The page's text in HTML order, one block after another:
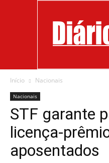
Início Nacionais
Nacionais
STF garante
licença-
aposentados